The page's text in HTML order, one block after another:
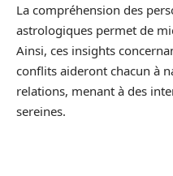
La compréhension des
astrologiques permet de
Ainsi, ces insights
conflits aideront chacun à
relations, menant à des
sereines.